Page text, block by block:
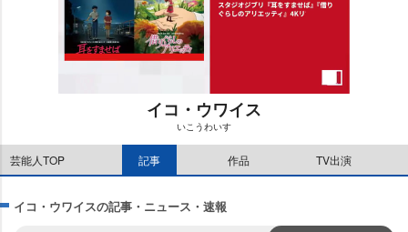
M
t
イコ・ウワイス
いこうわいす
芸能人TOP 記事 作品 TV出演
イコ・ウワイスの記事・ニュース・速報